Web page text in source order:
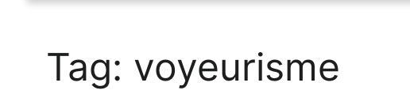
Tag: voyeurisme